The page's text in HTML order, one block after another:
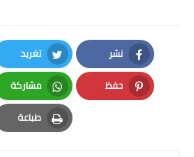
نشر
Facebook
تغريد
Twitter
حفظ
Pinterest
مشاركة
Whatsapp
طباعة
Print